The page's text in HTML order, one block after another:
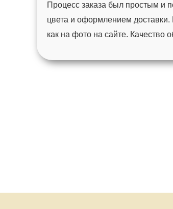
Процесс заказа был простым и
цвета и оформлением доставки.
как на фото на сайте.